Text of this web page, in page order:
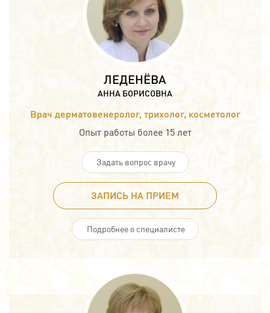
ЛЕДЕНЁВА
АННА БОРИСОВНА
Врач дерматовенеролог, трихолог, косметолог
Опыт работы более 15 лет
Задать вопрос врачу
ЗАПИСЬ НА ПРИЕМ
Подробнее о специалисте